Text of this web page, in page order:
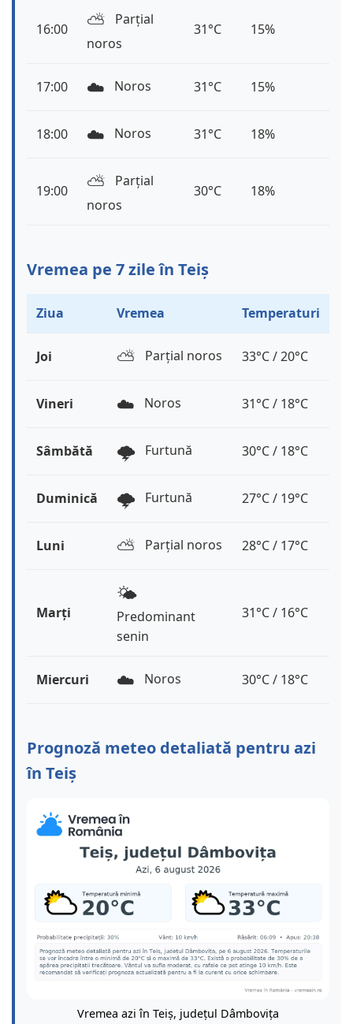
16:00 ⛅️
Parțial
noros
31°C 15%
17:00 ☁️ Noros 31°C 15%
18:00 ☁️ Noros 31°C 18%
19:00 ⛅️
Parțial
noros
30°C 18%
Vremea pe 7 zile în Teiș
Ziua Vremea Temperaturi
Joi ⛅️ Parțial noros 33°C / 20°C
Vineri ☁️ Noros 31°C / 18°C
Sâmbătă 🌩️ Furtună 30°C / 18°C
Duminică 🌩️ Furtună 27°C / 19°C
Luni ⛅️ Parțial noros 28°C / 17°C
Marți
🌤️
Predominant
senin
31°C / 16°C
Miercuri ☁️ Noros 30°C / 18°C
Prognoză meteo detaliată pentru azi
în Teiș
Vremea azi în Teiș, județul Dâmbovița